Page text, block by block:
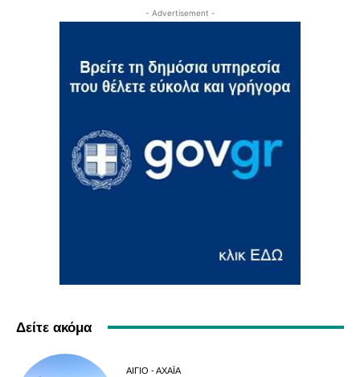
- Advertisement -
Δείτε ακόμα
ΑΊΓΙΟ - ΑΧΑΪ́Α